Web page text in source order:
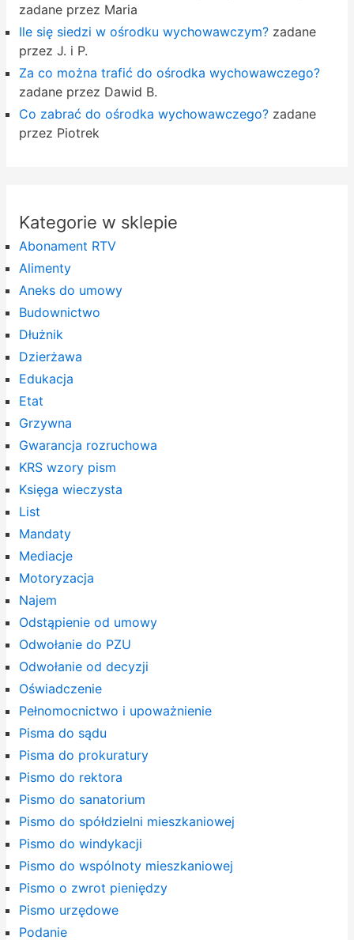
zadane przez Maria
Ile się siedzi w ośrodku wychowawczym?zadane
przez J. i P.
Za co można trafić do ośrodka wychowawczego?
zadane przez Dawid B.
Co zabrać do ośrodka wychowawczego?zadane
przez Piotrek
Kategorie w sklepie
Abonament RTV
Alimenty
Aneks do umowy
Budownictwo
Dłużnik
Dzierżawa
Edukacja
Etat
Grzywna
Gwarancja rozruchowa
KRS wzory pism
Księga wieczysta
List
Mandaty
Mediacje
Motoryzacja
Najem
Odstąpienie od umowy
Odwołanie do PZU
Odwołanie od decyzji
Oświadczenie
Pełnomocnictwo i upoważnienie
Pisma do sądu
Pisma do prokuratury
Pismo do rektora
Pismo do sanatorium
Pismo do spółdzielni mieszkaniowej
Pismo do windykacji
Pismo do wspólnoty mieszkaniowej
Pismo o zwrot pieniędzy
Pismo urzędowe
Podanie